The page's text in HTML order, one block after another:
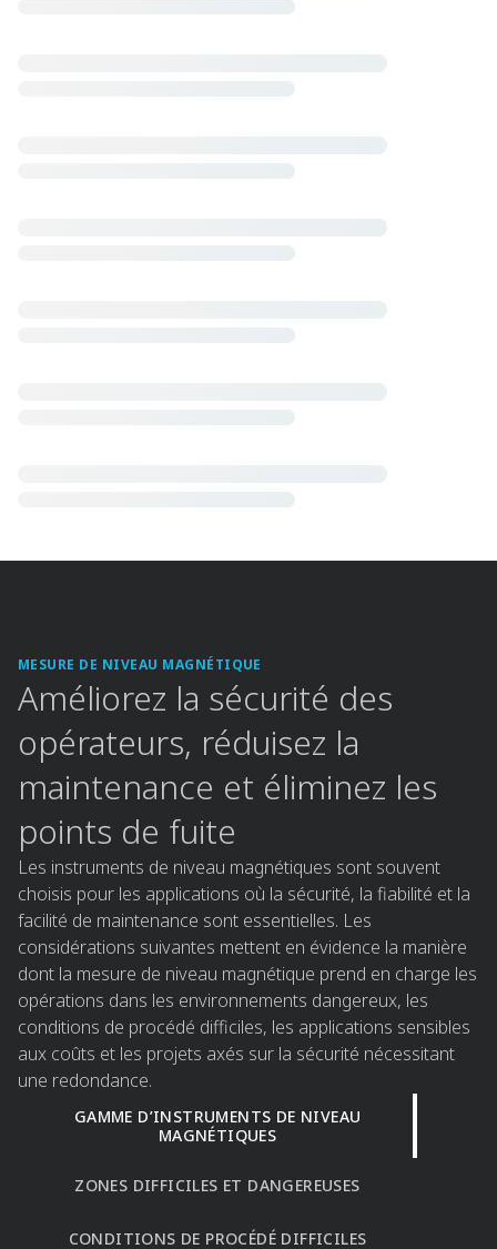
MESURE DE NIVEAU MAGNÉTIQUE​
Améliorez la sécurité des
opérateurs, réduisez la
maintenance et éliminez les
points de fuite
Les instruments de niveau magnétiques sont souvent
choisis pour les applications où la sécurité, la fiabilité et la
facilité de maintenance sont essentielles. Les
considérations suivantes mettent en évidence la manière
dont la mesure de niveau magnétique prend en charge les
opérations dans les environnements dangereux, les
conditions de procédé difficiles, les applications sensibles
aux coûts et les projets axés sur la sécurité nécessitant
une redondance.
GAMME D’INSTRUMENTS DE NIVEAU
MAGNÉTIQUES​
ZONES DIFFICILES ET DANGEREUSES​
CONDITIONS DE PROCÉDÉ DIFFICILES​